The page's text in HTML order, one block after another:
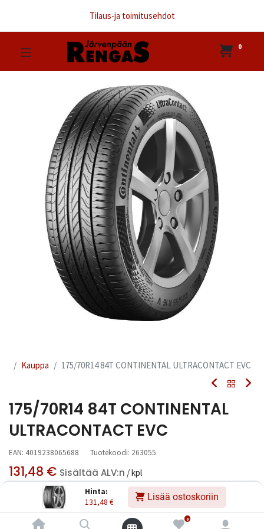
Hinta:
131,48 € Lisää ostoskoriin
0
Tilaus-ja toimitusehdot
0
Kauppa 175/70R14 84T CONTINENTAL ULTRACONTACT EVC
175/70R14 84T CONTINENTAL
ULTRACONTACT EVC
EAN: 4019238065688 Tuotekoodi: 263055
131,48 € Sisältää ALV:n / kpl
Toimittajilla (kotimaa): Saatavilla
Toimitusaika:
6 arkipäivää